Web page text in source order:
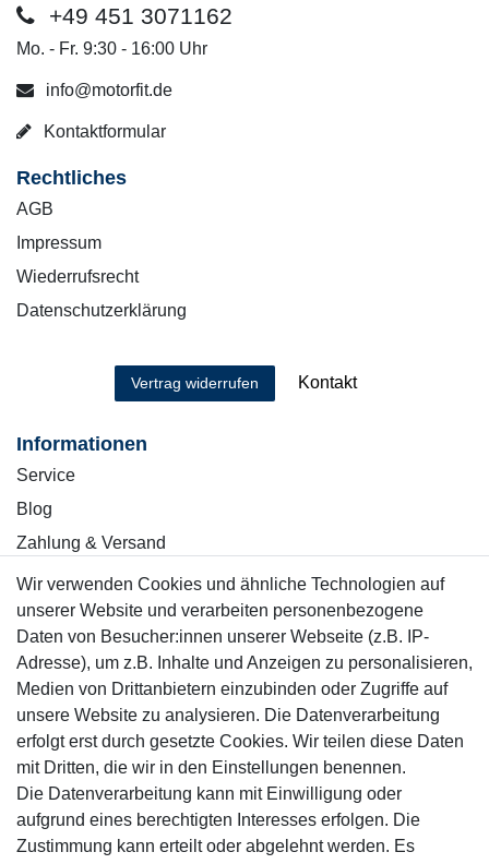
+49 451 3071162
Mo. - Fr. 9:30 - 16:00 Uhr
info@motorfit.de
Kontaktformular
Rechtliches
AGB
Impressum
Wiederrufsrecht
Datenschutzerklärung
Vertrag widerrufen Kontakt
Informationen
Service
Blog
Zahlung & Versand
Sicher einkaufen
Mitglied
Wir verwenden Cookies und ähnliche Technologien auf
unserer Website und verarbeiten personenbezogene
Daten von Besucher:innen unserer Webseite (z.B. IP-
Adresse), um z.B. Inhalte und Anzeigen zu personalisieren,
Medien von Drittanbietern einzubinden oder Zugriffe auf
unsere Website zu analysieren. Die Datenverarbeitung
erfolgt erst durch gesetzte Cookies. Wir teilen diese Daten
mit Dritten, die wir in den Einstellungen benennen.
Die Datenverarbeitung kann mit Einwilligung oder
aufgrund eines berechtigten Interesses erfolgen. Die
Zustimmung kann erteilt oder abgelehnt werden. Es